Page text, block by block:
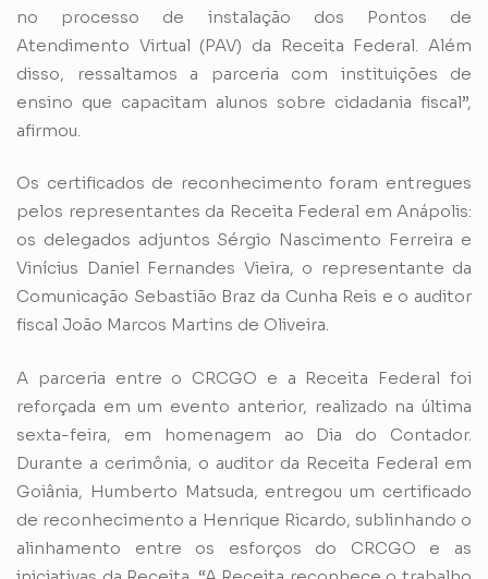
no processo de instalação dos Pontos de
Atendimento Virtual (PAV) da Receita Federal. Além
disso, ressaltamos a parceria com instituições de
ensino que capacitam alunos sobre cidadania fiscal”,
afirmou.
Os certificados de reconhecimento foram entregues
pelos representantes da Receita Federal em Anápolis:
os delegados adjuntos Sérgio Nascimento Ferreira e
Vinícius Daniel Fernandes Vieira, o representante da
Comunicação Sebastião Braz da Cunha Reis e o auditor
fiscal João Marcos Martins de Oliveira.
A parceria entre o CRCGO e a Receita Federal foi
reforçada em um evento anterior, realizado na última
sexta-feira, em homenagem ao Dia do Contador.
Durante a cerimônia, o auditor da Receita Federal em
Goiânia, Humberto Matsuda, entregou um certificado
de reconhecimento a Henrique Ricardo, sublinhando o
alinhamento entre os esforços do CRCGO e as